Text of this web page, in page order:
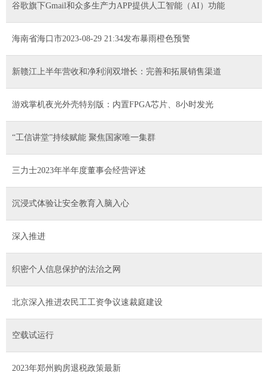
谷歌旗下Gmail和众多生产力APP提供人工智能（AI）功能
海南省海口市2023-08-29 21:34发布暴雨橙色预警
新赣江上半年营收和净利润双增长：完善和拓展销售渠道
游戏掌机夜光外壳特别版：内置FPGA芯片、8小时发光
“工信讲堂”持续赋能 聚焦国家唯一集群
三力士2023年半年度董事会经营评述
沉浸式体验让安全教育入脑入心
深入推进
织密个人信息保护的法治之网
北京深入推进农民工工资争议速裁庭建设
空载试运行
2023年郑州购房退税政策最新